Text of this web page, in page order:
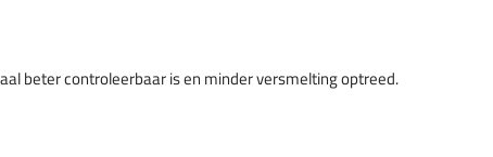
beter controleerbaar is en minder versmelting optreed.